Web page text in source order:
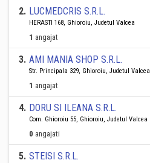
2. LUCMEDCRIS S.R.L.
HERASTI 168, Ghioroiu, Judetul Valcea
1 angajat
3. AMI MANIA SHOP S.R.L.
Str. Principala 329, Ghioroiu, Judetul Valcea
1 angajat
4. DORU SI ILEANA S.R.L.
Com. Ghioroiu 55, Ghioroiu, Judetul Valcea
0 angajati
5. STEISI S.R.L.